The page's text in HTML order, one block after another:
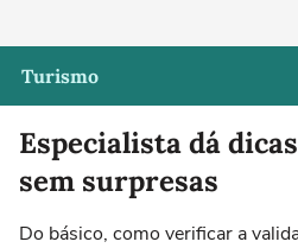
Turismo
Especialista dá
sem surpresas
Do básico, como verificar a